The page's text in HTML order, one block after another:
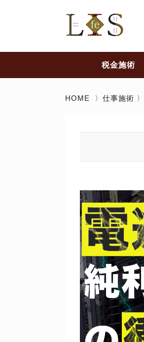
税金施術
HOME 〉 仕事施術 〉